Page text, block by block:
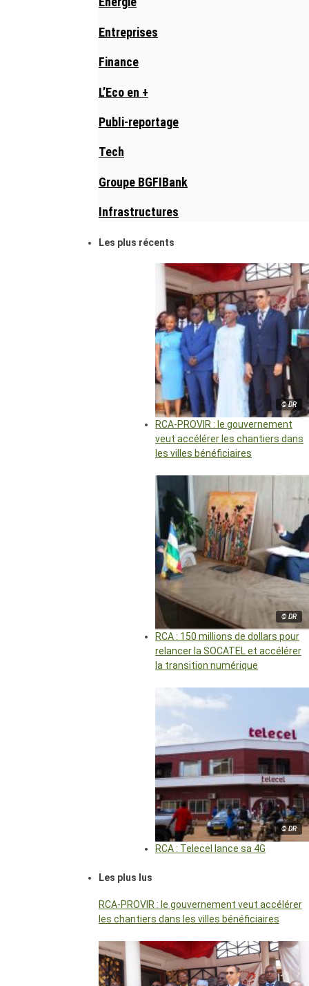
Entreprises
Finance
L’Eco en +
Publi-reportage
Tech
Groupe BGFIBank
Infrastructures
Les plus récents
© DR
RCA-PROVIR : le gouvernement
veut accélérer les chantiers dans
les villes bénéficiaires
© DR
RCA : 150 millions de dollars pour
relancer la SOCATEL et accélérer
la transition numérique
© DR
RCA : Telecel lance sa 4G
Les plus lus
RCA-PROVIR : le gouvernement veut accélérer
les chantiers dans les villes bénéficiaires